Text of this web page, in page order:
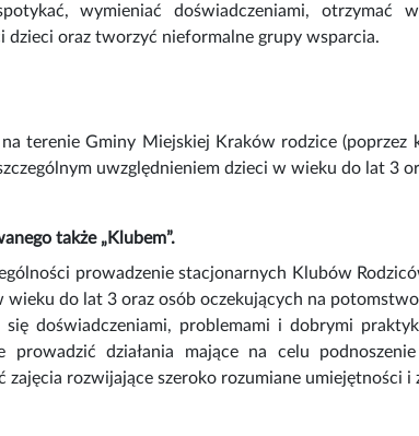
wymieniać doświadczeniami, otrzymać
oraz tworzyć nieformalne grupy wsparcia.
terenie Gminy Miejskiej Kraków rodzice
uwzględnieniem dzieci w wieku do lat 3
także „Klubem”.
prowadzenie stacjonarnych Klubów
do lat 3 oraz osób oczekujących na
doświadczeniami, problemami i dobrymi
działania mające na celu
rozwijające szeroko rozumiane umiejętności